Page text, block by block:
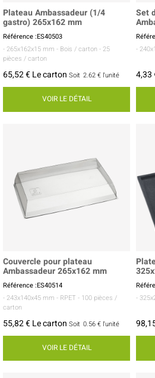
Plateau Ambassadeur (1/4
gastro) 265x162 mm
Référence :ES40503
- 265x162x15 mm - Bois / carton - 25
pièces / carton
65,52 € Le carton Soit 2.62 € l'unité
VOIR LE DÉTAIL
Set
-
4,33
Couvercle pour plateau
Ambassadeur 265x162 mm
Référence :ES40514
- 243x140x45 mm - RPET - 100 pièces /
carton
55,82 € Le carton Soit 0.56 € l'unité
VOIR LE DÉTAIL
-